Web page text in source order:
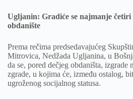
Ugljanin: Gradiće se najmanje četiri
obdanište
Prema rečima predsedavajućeg
Mitrovica, Nedžada Ugljanina, u
da se, pored dečjeg obdaništa, izgrade
zgrade, u kojima će, između ostalog,
ugroženog socijalnog statusa.